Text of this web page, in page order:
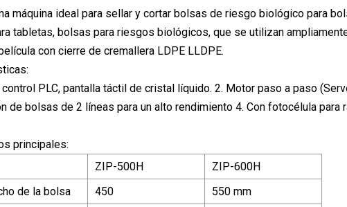
máquina ideal para sellar y cortar bolsas de riesgo biológico para
tabletas, bolsas para riesgos biológicos, que se utilizan
con cierre de cremallera LDPE LLDPE.
control PLC, pantalla táctil de cristal líquido. 2. Motor paso a paso
de bolsas de 2 líneas para un alto rendimiento 4. Con fotocélula para
principales:
ZIP-500H
ZIP-600H
de la bolsa
450
550 mm